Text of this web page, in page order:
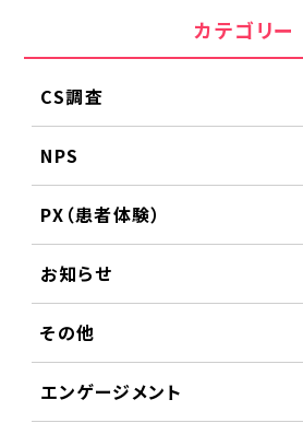
カテゴリー
CS調査
NPS
PX（患者体験）
お知らせ
その他
エンゲージメント